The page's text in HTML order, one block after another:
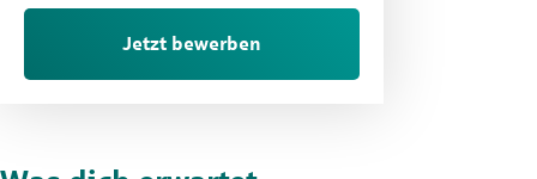
Jetzt bewerben